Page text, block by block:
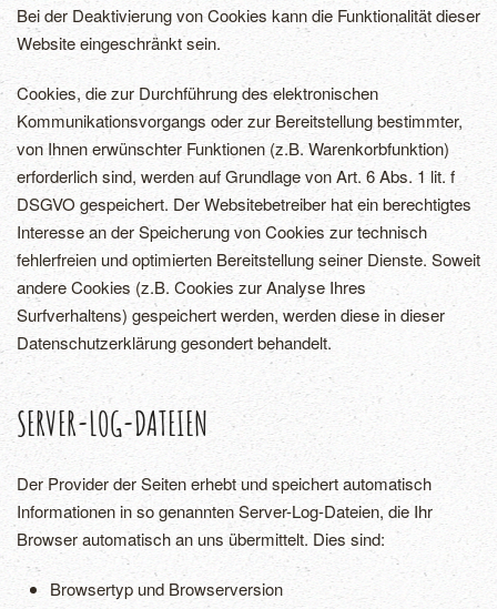
Bei der Deaktivierung von Cookies kann die Funktionalität dieser
Website eingeschränkt sein.
Cookies, die zur Durchführung des elektronischen
Kommunikationsvorgangs oder zur Bereitstellung bestimmter,
von Ihnen erwünschter Funktionen (z.B. Warenkorbfunktion)
erforderlich sind, werden auf Grundlage von Art. 6 Abs. 1 lit. f
DSGVO gespeichert. Der Websitebetreiber hat ein berechtigtes
Interesse an der Speicherung von Cookies zur technisch
fehlerfreien und optimierten Bereitstellung seiner Dienste. Soweit
andere Cookies (z.B. Cookies zur Analyse Ihres
Surfverhaltens) gespeichert werden, werden diese in dieser
Datenschutzerklärung gesondert behandelt.
SERVER-LOG-DATEIEN
Der Provider der Seiten erhebt und speichert automatisch
Informationen in so genannten Server-Log-Dateien, die Ihr
Browser automatisch an uns übermittelt. Dies sind:
Browsertyp und Browserversion